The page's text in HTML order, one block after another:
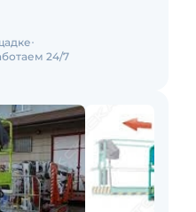
24/7